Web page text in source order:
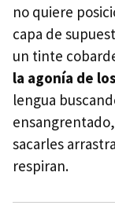
no quiere
capa de
un tinte
la agonía de
lengua
sacarles
respiran.